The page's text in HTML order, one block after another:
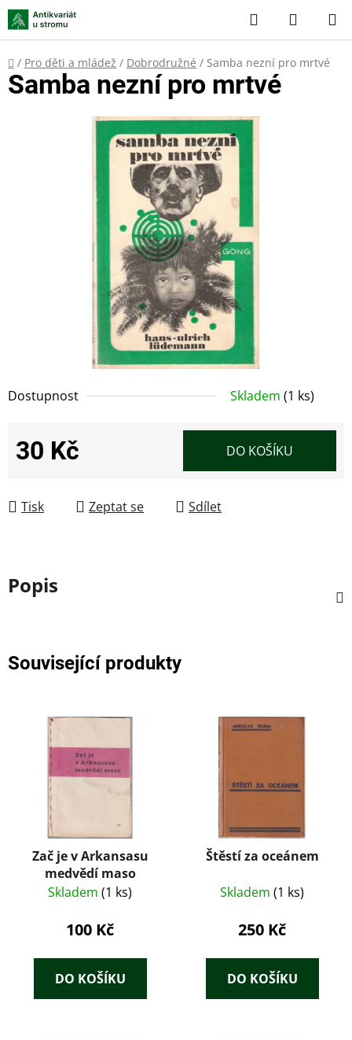
Přejít
na
obsah
Hledat
KOŠÍK
Domů
/ Pro děti a mládež / Dobrodružné / Samba nezní pro mrtvé
Dostupnost Skladem (1 ks)
30 Kč DO KOŠÍKU
Tisk Zeptat se Sdílet
Samba nezní pro mrtvé
Popis
Související produkty
Zač je v Arkansasu
medvědí maso
Skladem (1 ks)
100 Kč
DO KOŠÍKU
Štěstí za oceánem
Skladem (1 ks)
250 Kč
DO KOŠÍKU